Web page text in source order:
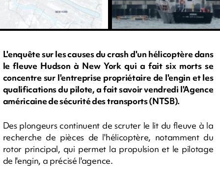
L'enquête sur les causes du crash d'un hélicoptère dans
le fleuve Hudson à New York qui a fait six morts se
concentre sur l'entreprise propriétaire de l'engin et les
qualifications du pilote, a fait savoir vendredi l'Agence
américaine de sécurité des transports (NTSB).
Des plongeurs continuent de scruter le lit du fleuve à la
recherche de pièces de l'hélicoptère, notamment du
rotor principal, qui permet la propulsion et le pilotage
de l'engin, a précisé l'agence.